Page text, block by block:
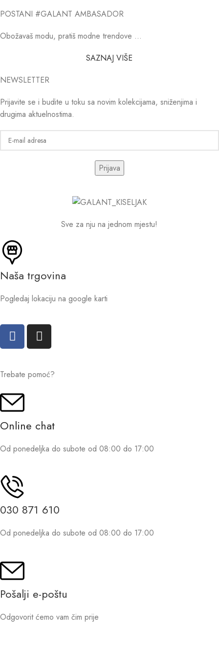
POSTANI #GALANT AMBASADOR
Obožavaš modu, pratiš modne trendove …
SAZNAJ VIŠE
NEWSLETTER
Prijavite se i budite u toku sa novim kolekcijama, sniženjima i
drugima aktuelnostima.
Sve za nju na jednom mjestu!
Naša trgovina
Pogledaj lokaciju na google karti
Trebate pomoć?
Online chat
Od ponedeljka do subote od 08:00 do 17:00
030 871 610
Od ponedeljka do subote od 08:00 do 17:00
Pošalji e-poštu
Odgovorit ćemo vam čim prije